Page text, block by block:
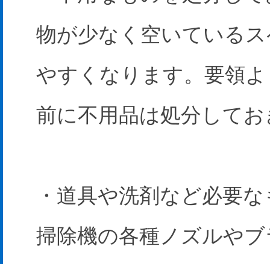
物が少なく空いている
やすくなります。要領
前に不用品は処分して
・道具や洗剤など必要
掃除機の各種ノズルや